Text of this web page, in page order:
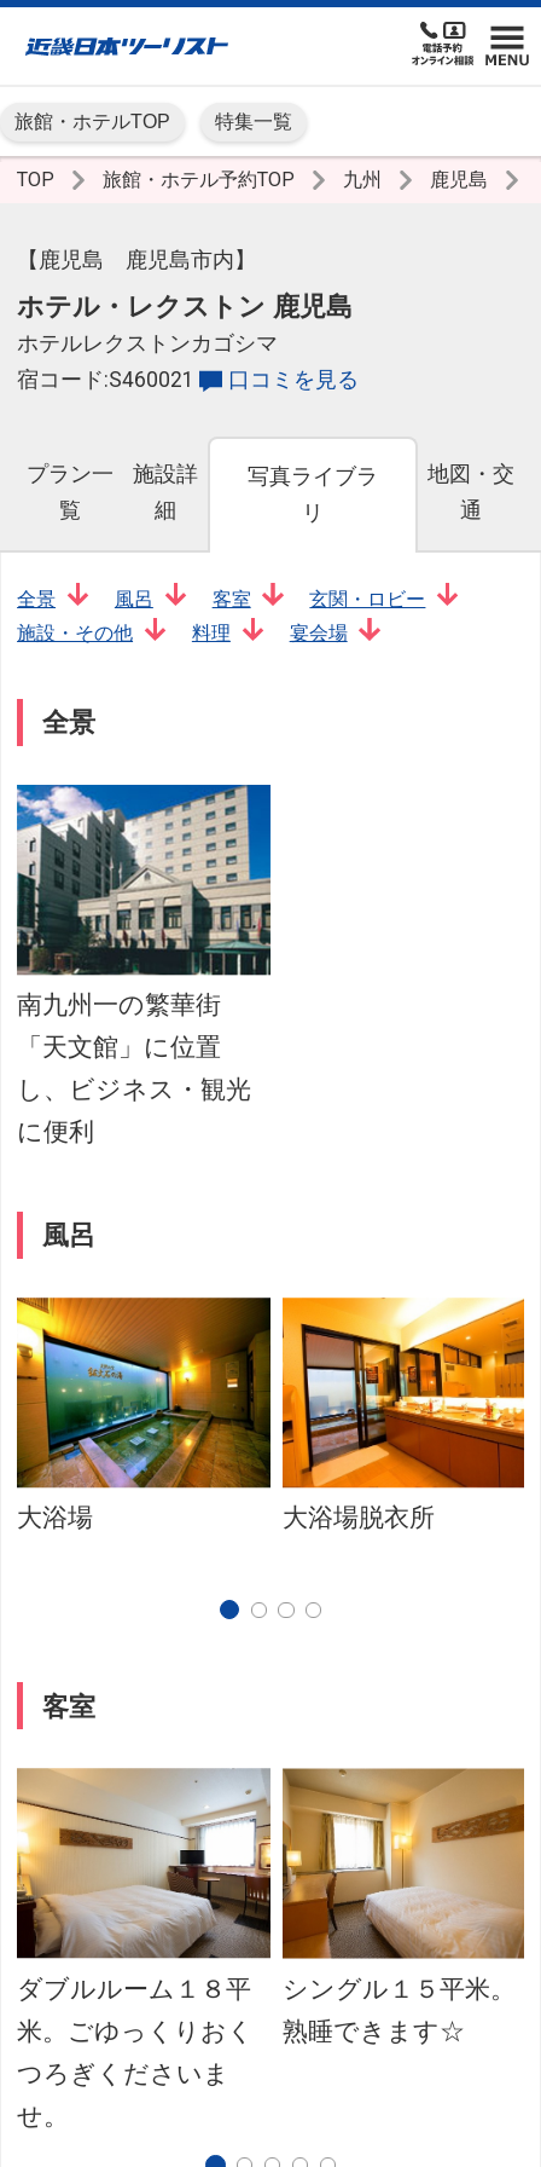
旅館・ホテルTOP 特集一覧
TOP 旅館・ホテル予約TOP 九州 鹿児島
【鹿児島 鹿児島市内】
ホテル・レクストン 鹿児島
ホテルレクストンカゴシマ
宿コード:S460021
口コミを見る
プラン一
覧
施設詳
細
写真ライブラ
リ
地図・交
通
全景 風呂 客室
玄関・ロビー
施設・その他
料理 宴会場
全景
南九州一の繁華街
「天文館」に位置
し、ビジネス・観光
に便利
風呂
大浴場 大浴場脱衣所
客室
ダブルルーム１８平
米。ごゆっくりおく
つろぎくださいま
せ。
シングル１５平米。
熟睡できます☆